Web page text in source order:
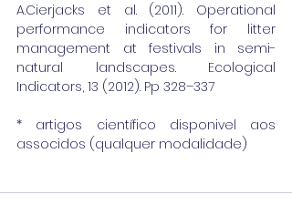
A.Cierjacks et al. (2011). Operational
performance indicators for litter
management at festivals in semi-
natural landscapes. Ecological
Indicators, 13 (2012). Pp 328–337
* artigos científico disponivel aos
associdos (qualquer modalidade)